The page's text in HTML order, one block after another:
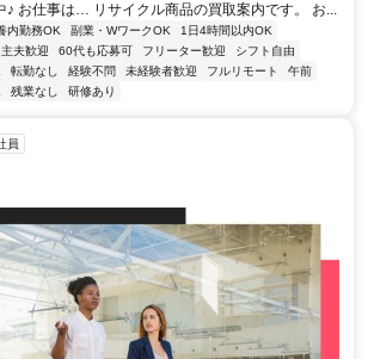
♪ お仕事は… リサイクル商品の買取案内です。 お...
内勤務OK 副業・WワークOK
1日4時間以内OK
夫歓迎 60代も応募可 フリーター歓迎
シフト自由
転勤なし 経験不問 未経験者歓迎 フルリモート
午前
残業なし 研修あり
員